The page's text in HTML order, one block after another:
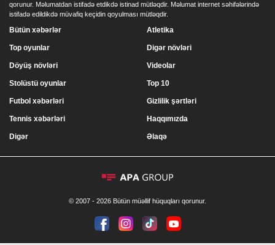
qorunur. Məlumatdan istifadə etdikdə istinad mütləqdir. Məlumat internet səhifələrində
istifadə edildikdə müvafiq keçidin qoyulması mütləqdir.
Bütün xəbərlər
Top oyunlar
Döyüş növləri
Stolüstü oyunlar
Atletika
Digər növləri
Videolar
Top 10
Futbol xəbərləri
Tennis xəbərləri
Digər
Gizlilik şərtləri
Haqqımızda
Əlaqə
© 2007 - 2026 Bütün müəllif hüquqları qorunur.